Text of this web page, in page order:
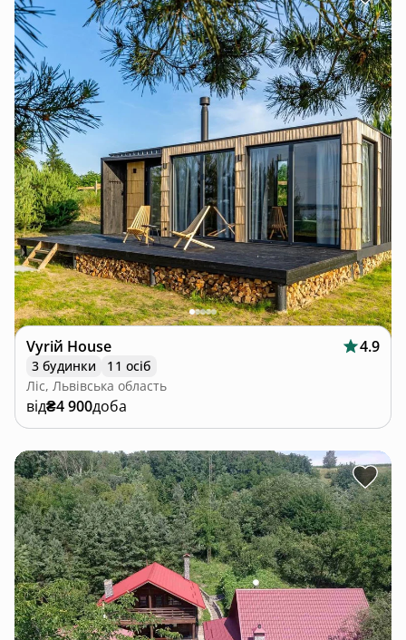
Vyriй House 4.9
3 будинки
11 осіб
Ліс, Львівська область
від₴4 900доба